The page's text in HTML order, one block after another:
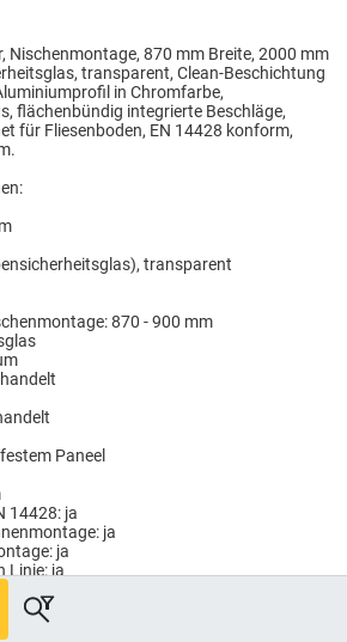
Nischenmontage, 870 mm Breite, 2000 mm
transparent, Clean-Beschichtung
in Chromfarbe,
flächenbündig integrierte Beschläge,
für Fliesenboden, EN 14428 konform,
transparent
870 - 900 mm
Paneel
14428: ja
ja
ja
Linie: ja
ja